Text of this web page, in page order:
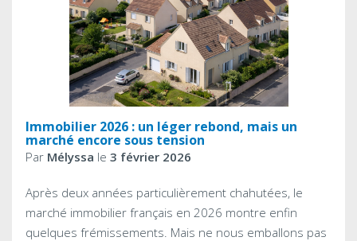
Immobilier 2026 : un léger rebond, mais un
marché encore sous tension
Par Mélyssa le 3 février 2026
Après deux années particulièrement chahutées, le
marché immobilier français en 2026 montre enfin
quelques frémissements. Mais ne nous emballons pas